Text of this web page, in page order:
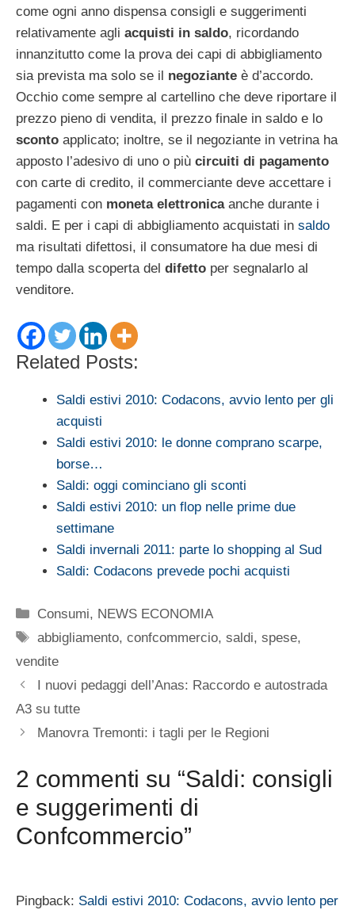
come ogni anno dispensa consigli e suggerimenti
relativamente agli acquisti in saldo, ricordando
innanzitutto come la prova dei capi di abbigliamento
sia prevista ma solo se il negoziante è d’accordo.
Occhio come sempre al cartellino che deve riportare il
prezzo pieno di vendita, il prezzo finale in saldo e lo
sconto applicato; inoltre, se il negoziante in vetrina ha
apposto l’adesivo di uno o più circuiti di pagamento
con carte di credito, il commerciante deve accettare i
pagamenti con moneta elettronica anche durante i
saldi. E per i capi di abbigliamento acquistati in saldo
ma risultati difettosi, il consumatore ha due mesi di
tempo dalla scoperta del difetto per segnalarlo al
venditore.
Related Posts:
Saldi estivi 2010: Codacons, avvio lento per gli
acquisti
Saldi estivi 2010: le donne comprano scarpe,
borse…
Saldi: oggi cominciano gli sconti
Saldi estivi 2010: un flop nelle prime due
settimane
Saldi invernali 2011: parte lo shopping al Sud
Saldi: Codacons prevede pochi acquisti
Categorie
Consumi, NEWS ECONOMIA
Tag
abbigliamento,confcommercio,saldi,spese,
vendite
I nuovi pedaggi dell’Anas: Raccordo e autostrada
A3 su tutte
Manovra Tremonti: i tagli per le Regioni
2 commenti su “Saldi: consigli
e suggerimenti di
Confcommercio”
Pingback: Saldi estivi 2010: Codacons, avvio lento per